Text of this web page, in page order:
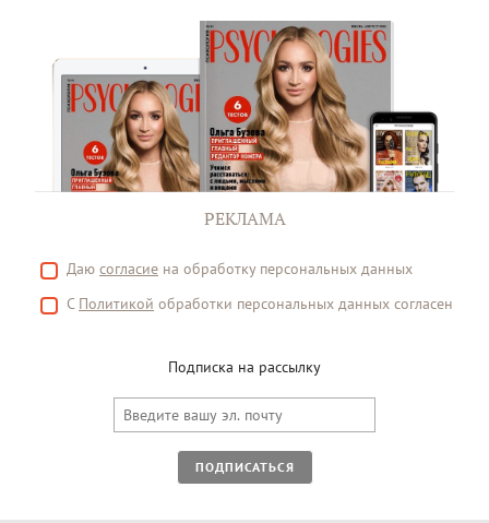
РЕКЛАМА
Даю согласие на обработку персональных данных
С Политикой обработки персональных данных согласен
Подписка на рассылку
ПОДПИСАТЬСЯ